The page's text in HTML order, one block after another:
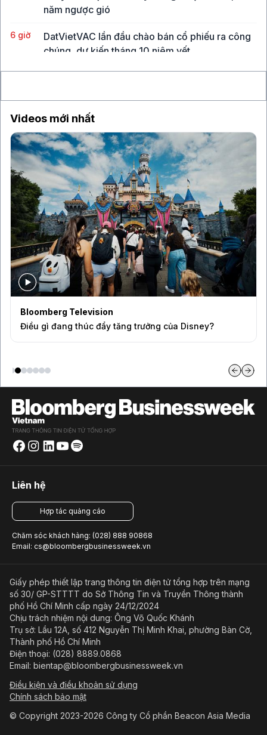
năm ngược gió
6 giờ
DatVietVAC lần đầu chào bán cổ phiếu ra công
chúng, dự kiến tháng 10 niêm yết
Videos mới nhất
Bloomberg Television
Điều gì đang thúc đẩy tăng trưởng của Disney?
Liên hệ
Hợp tác quảng cáo
Chăm sóc khách hàng: (028) 888 90868
Email: cs@bloombergbusinessweek.vn
Giấy phép thiết lập trang thông tin điện tử tổng hợp trên mạng
số 30/ GP-STTTT do Sở Thông Tin và Truyền Thông thành
phố Hồ Chí Minh cấp ngày 24/12/2024
Chịu trách nhiệm nội dung: Ông Võ Quốc Khánh
Trụ sở: Lầu 12A, số 412 Nguyễn Thị Minh Khai, phường Bàn Cờ,
Thành phố Hồ Chí Minh
Điện thoại: (028) 8889.0868
Email: bientap@bloombergbusinessweek.vn
Điều kiện và điều khoản sử dụng
Chính sách bảo mật
© Copyright 2023-2026 Công ty Cổ phần Beacon Asia Media